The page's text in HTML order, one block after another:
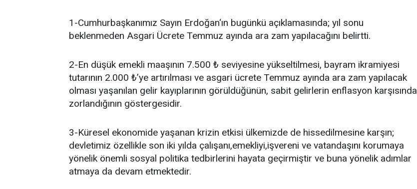
1-Cumhurbaşkanımız Sayın Erdoğan‘ın bugünkü açıklamasında; yıl sonu
beklenmeden Asgari Ücrete Temmuz ayında ara zam yapılacağını belirtti.
2-En düşük emekli maaşının 7.500 ₺ seviyesine yükseltilmesi, bayram ikramiyesi
tutarının 2.000 ₺’ye artırılması ve asgari ücrete Temmuz ayında ara zam yapılacak
olması yaşanılan gelir kayıplarının görüldüğünün, sabit gelirlerin enflasyon karşısında
zorlandığının göstergesidir.
3-Küresel ekonomide yaşanan krizin etkisi ülkemizde de hissedilmesine karşın;
devletimiz özellikle son iki yılda çalışanı,emekliyi,işvereni ve vatandaşını korumaya
yönelik önemli sosyal politika tedbirlerini hayata geçirmiştir ve buna yönelik adımlar
atmaya da devam etmektedir.